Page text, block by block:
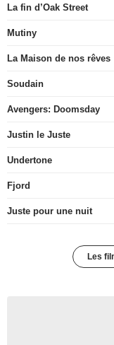
La fin d’Oak Street
Mutiny
La Maison de nos rêves
Soudain
Avengers: Doomsday
Justin le Juste
Undertone
Fjord
Juste pour une nuit
Les